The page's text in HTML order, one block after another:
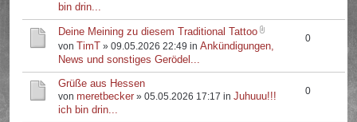
bin drin...
Deine Meining zu diesem Traditional Tattoo
von TimT » 09.05.2026 22:49 inAnkündigungen,
News und sonstiges Gerödel...
0
Grüße aus Hessen
vonmeretbecker » 05.05.2026 17:17 inJuhuuu!!!
ich bin drin...
0